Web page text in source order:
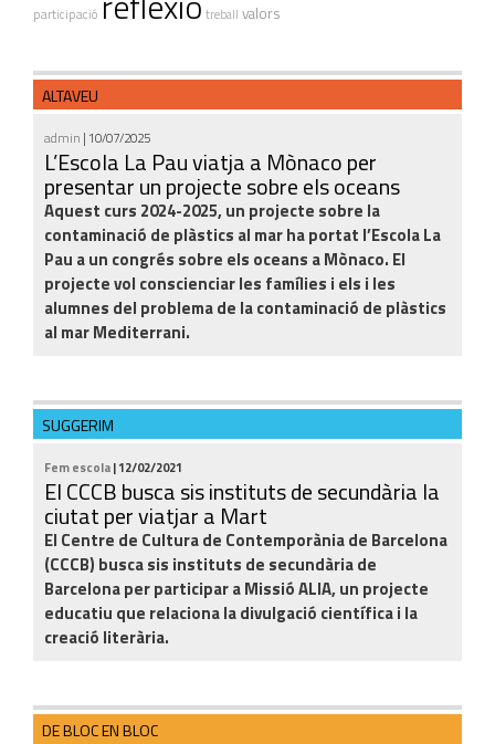
participació treball valors
ALTAVEU
admin | 10/07/2025
L’Escola La Pau viatja a Mònaco per
presentar un projecte sobre els oceans
Aquest curs 2024-2025, un projecte sobre la
contaminació de plàstics al mar ha portat l’Escola La
Pau a un congrés sobre els oceans a Mònaco. El
projecte vol conscienciar les famílies i els i les
alumnes del problema de la contaminació de plàstics
al mar Mediterrani.
SUGGERIM
Fem escola| 12/02/2021
El CCCB busca sis instituts de secundària la
ciutat per viatjar a Mart
El Centre de Cultura de Contemporània de Barcelona
(CCCB) busca sis instituts de secundària de
Barcelona per participar a Missió ALIA, un projecte
educatiu que relaciona la divulgació científica i la
creació literària.
DE BLOC EN BLOC